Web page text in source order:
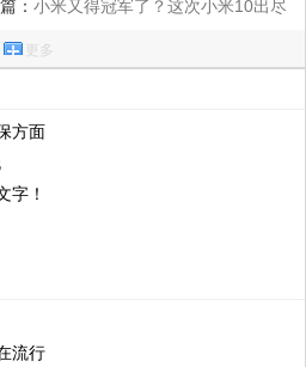
： 小米又得冠军了？这次小米10出尽
更多
方面
字！
流行